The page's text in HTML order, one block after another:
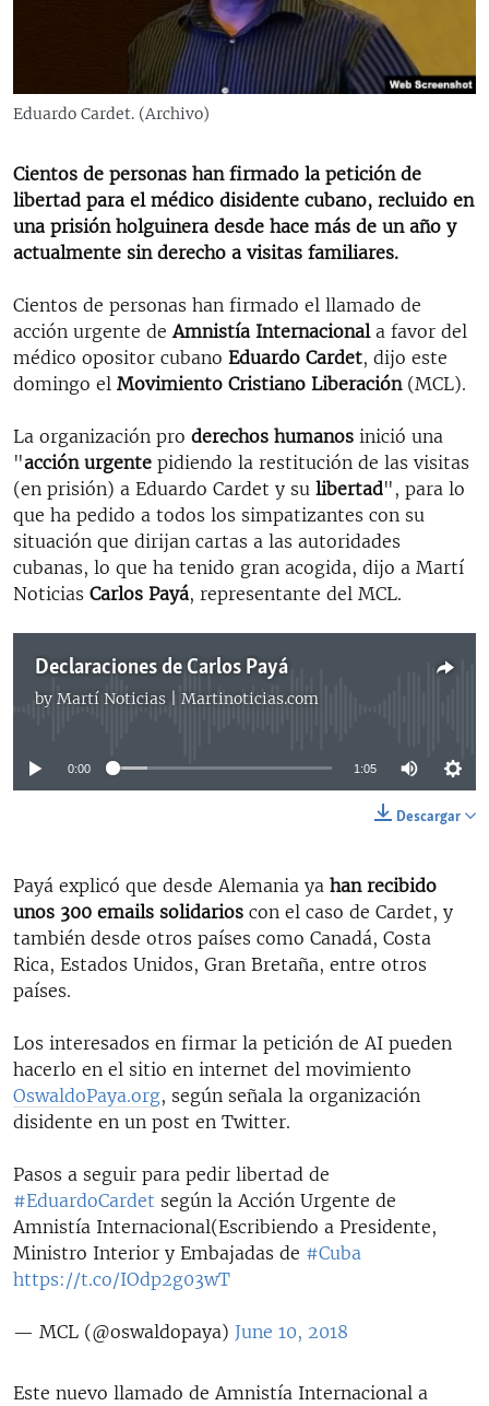
ESPECIALES
SER VIEJO EN CUBA
KENTU-CUBANO
LOS SANTOS DE HIALEAH
DESINFORMACIÓN RUSA EN AMÉRICA LATINA
LA INVASIÓN DE RUSIA A UCRANIA
MULTIMEDIA
SÍGUENOS
Eduardo Cardet. (Archivo)
Cientos de personas han firmado la petición de
libertad para el médico disidente cubano, recluido en
una prisión holguinera desde hace más de un año y
actualmente sin derecho a visitas familiares.
Cientos de personas han firmado el llamado de
acción urgente de Amnistía Internacionala favor del
médico opositor cubano Eduardo Cardet, dijo este
domingo el Movimiento Cristiano Liberación(MCL).
La organización pro derechos humanos inició una
"acción urgente pidiendo la restitución de las visitas
(en prisión) a Eduardo Cardet y su libertad", para lo
que ha pedido a todos los simpatizantes con su
situación que dirijan cartas a las autoridades
cubanas, lo que ha tenido gran acogida, dijo a Martí
Noticias Carlos Payá, representante del MCL.
Declaraciones de Carlos Payá
by Martí Noticias | Martinoticias.com
No media source currently available
0:00 1:05
Descargar
Payá explicó que desde Alemania ya han recibido
unos 300 emails solidarios con el caso de Cardet, y
también desde otros países como Canadá, Costa
Rica, Estados Unidos, Gran Bretaña, entre otros
países.
Los interesados en firmar la petición de AI pueden
hacerlo en el sitio en internet del movimiento
OswaldoPaya.org, según señala la organización
disidente en un post en Twitter.
Pasos a seguir para pedir libertad de
#EduardoCardet según la Acción Urgente de
Amnistía Internacional(Escribiendo a Presidente,
Ministro Interior y Embajadas de #Cuba
https://t.co/IOdp2g03wT
— MCL (@oswaldopaya) June 10, 2018
Este nuevo llamado de Amnistía Internacional a